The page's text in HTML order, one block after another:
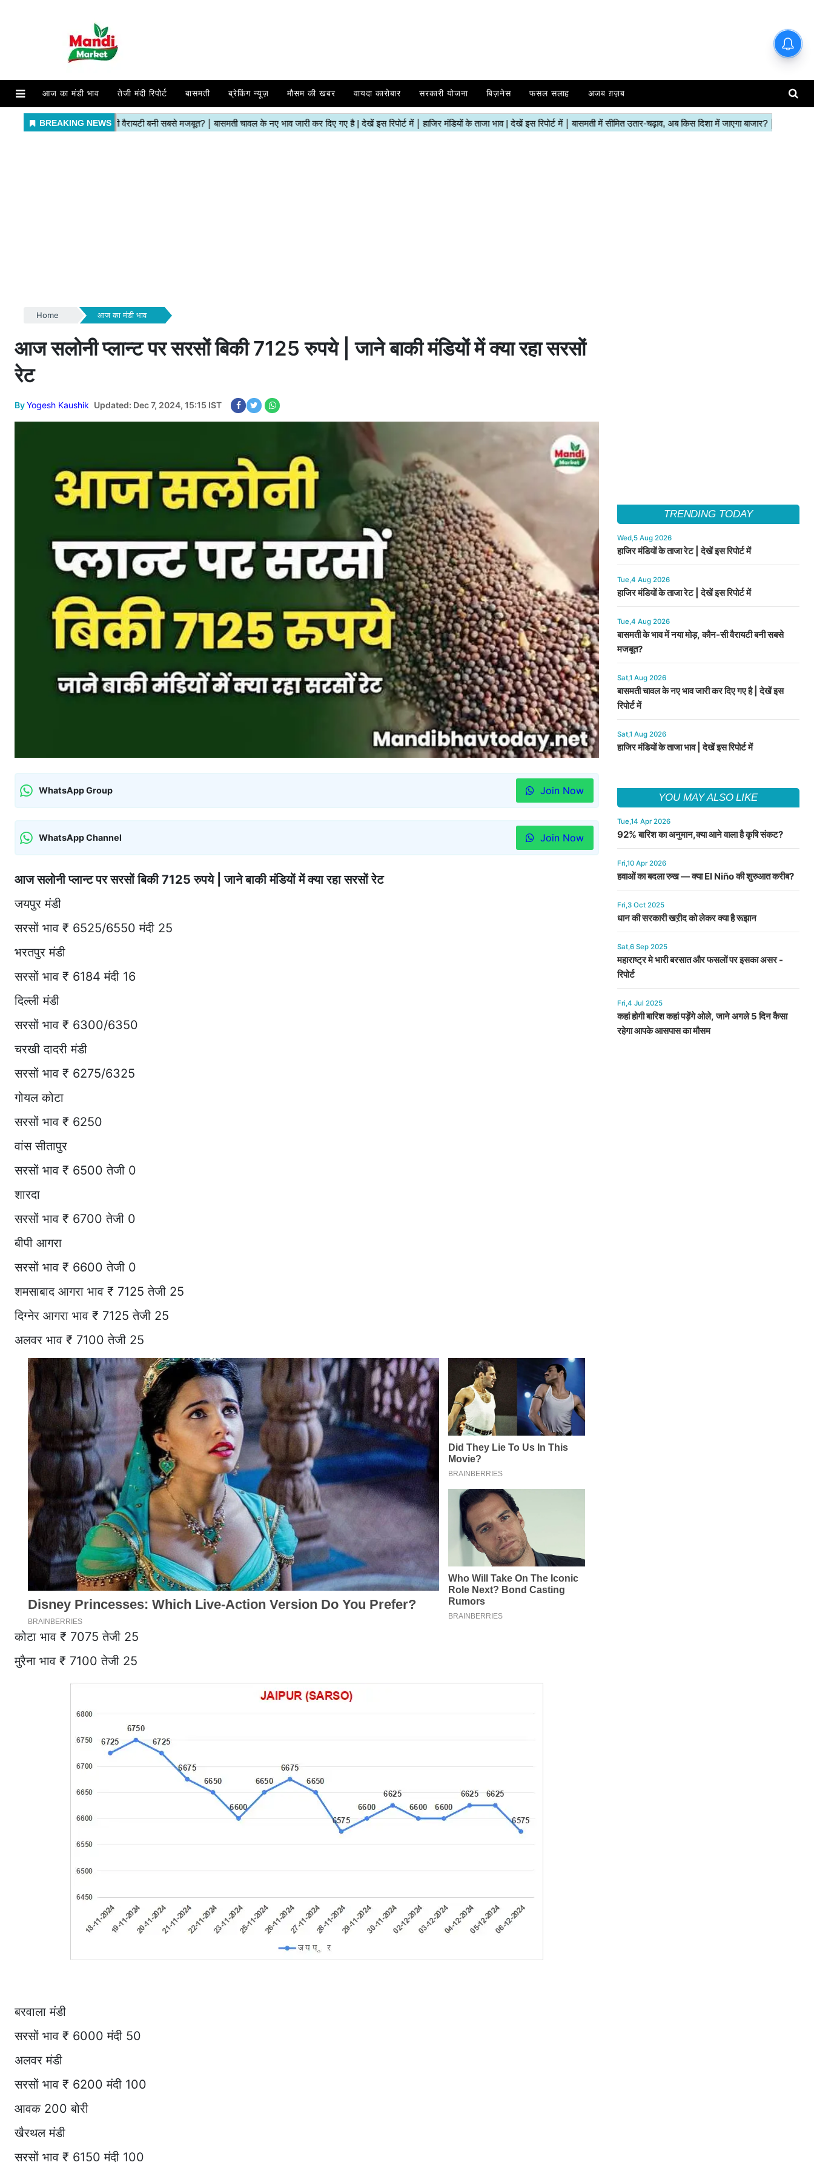
आज का मंडी भाव तेजी मंदी रिपोर्ट बासमती ब्रेकिंग न्यूज़ मौसम की खबर वायदा कारोबार सरकारी योजना बिज़नेस फसल सलाह अजब ग़ज़ब
Home आज का मंडी भाव
आज सलोनी प्लान्ट पर सरसों बिकी 7125 रुपये | जाने बाकी मंडियों में क्या रहा सरसों
रेट
ByYogesh Kaushik Updated: Dec 7, 2024, 15:15 IST
WhatsApp Group Join Now
WhatsApp Channel Join Now
आज सलोनी प्लान्ट पर सरसों बिकी 7125 रुपये | जाने बाकी मंडियों में क्या रहा सरसों रेट
जयपुर मंडी
सरसों भाव ₹ 6525/6550 मंदी 25
भरतपुर मंडी
सरसों भाव ₹ 6184 मंदी 16
दिल्ली मंडी
सरसों भाव ₹ 6300/6350
चरखी दादरी मंडी
सरसों भाव ₹ 6275/6325
गोयल कोटा
सरसों भाव ₹ 6250
वांस सीतापुर
सरसों भाव ₹ 6500 तेजी 0
शारदा
सरसों भाव ₹ 6700 तेजी 0
बीपी आगरा
सरसों भाव ₹ 6600 तेजी 0
शमसाबाद आगरा भाव ₹ 7125 तेजी 25
दिग्नेर आगरा भाव ₹ 7125 तेजी 25
अलवर भाव ₹ 7100 तेजी 25
कोटा भाव ₹ 7075 तेजी 25
मुरैना भाव ₹ 7100 तेजी 25
बरवाला मंडी
सरसों भाव ₹ 6000 मंदी 50
अलवर मंडी
सरसों भाव ₹ 6200 मंदी 100
आवक 200 बोरी
खैरथल मंडी
सरसों भाव ₹ 6150 मंदी 100
TRENDING TODAY
Wed,5 Aug 2026
हाजिर मंडियों के ताजा रेट | देखें इस रिपोर्ट में
Tue,4 Aug 2026
हाजिर मंडियों के ताजा रेट | देखें इस रिपोर्ट में
Tue,4 Aug 2026
बासमती के भाव में नया मोड़, कौन-सी वैरायटी बनी सबसे
मजबूत?
Sat,1 Aug 2026
बासमती चावल के नए भाव जारी कर दिए गए है | देखें इस
रिपोर्ट में
Sat,1 Aug 2026
हाजिर मंडियों के ताजा भाव | देखें इस रिपोर्ट में
YOU MAY ALSO LIKE
Tue,14 Apr 2026
92% बारिश का अनुमान,क्या आने वाला है कृषि संकट?
Fri,10 Apr 2026
हवाओं का बदला रुख — क्या El Niño की शुरुआत करीब?
Fri,3 Oct 2025
धान की सरकारी खऱीद को लेकर क्या है रूझान
Sat,6 Sep 2025
महाराष्ट्र मे भारी बरसात और फसलों पर इसका असर -
रिपोर्ट
Fri,4 Jul 2025
कहां होगी बारिश कहां पड़ेंगे ओले, जाने अगले 5 दिन कैसा
रहेगा आपके आसपास का मौसम